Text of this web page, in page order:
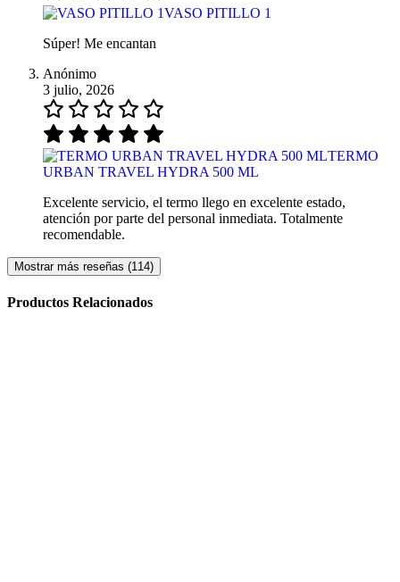
VASO PITILLO 1
Súper! Me encantan
Anónimo
3 julio, 2026
TERMO
URBAN TRAVEL HYDRA 500 ML
Excelente servicio, el termo llego en excelente estado,
atención por parte del personal inmediata. Totalmente
recomendable.
Mostrar más reseñas (114)
Productos Relacionados